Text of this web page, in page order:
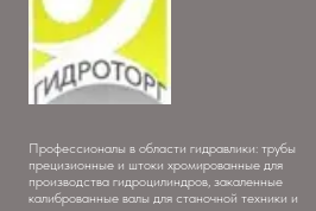
Профессионалы в области гидравлики: трубы
прецизионные и штоки хромированные для
производства гидроцилиндров, закаленные
калиброванные валы для станочной техники и